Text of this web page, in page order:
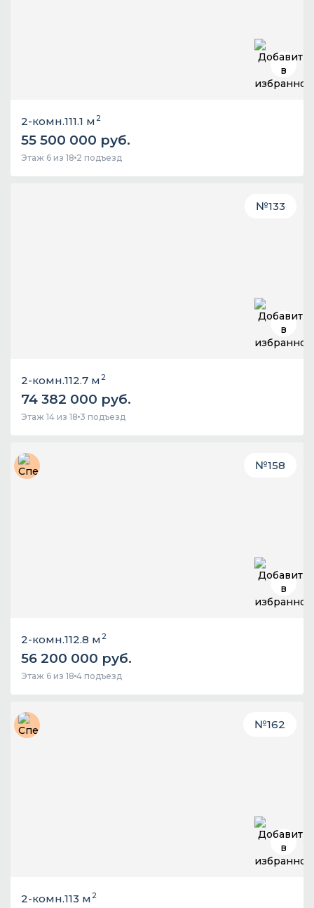
2-комн.111.1 м 2
55 500 000 руб.
Этаж 6 из 18 2 подъезд
№133
2-комн.112.7 м 2
74 382 000 руб.
Этаж 14 из 18 3 подъезд
№158
2-комн.112.8 м 2
56 200 000 руб.
Этаж 6 из 18 4 подъезд
№162
2-комн.113 м 2